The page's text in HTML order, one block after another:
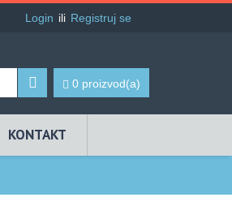
Login ili Registruj se
0 proizvod(a)
KONTAKT